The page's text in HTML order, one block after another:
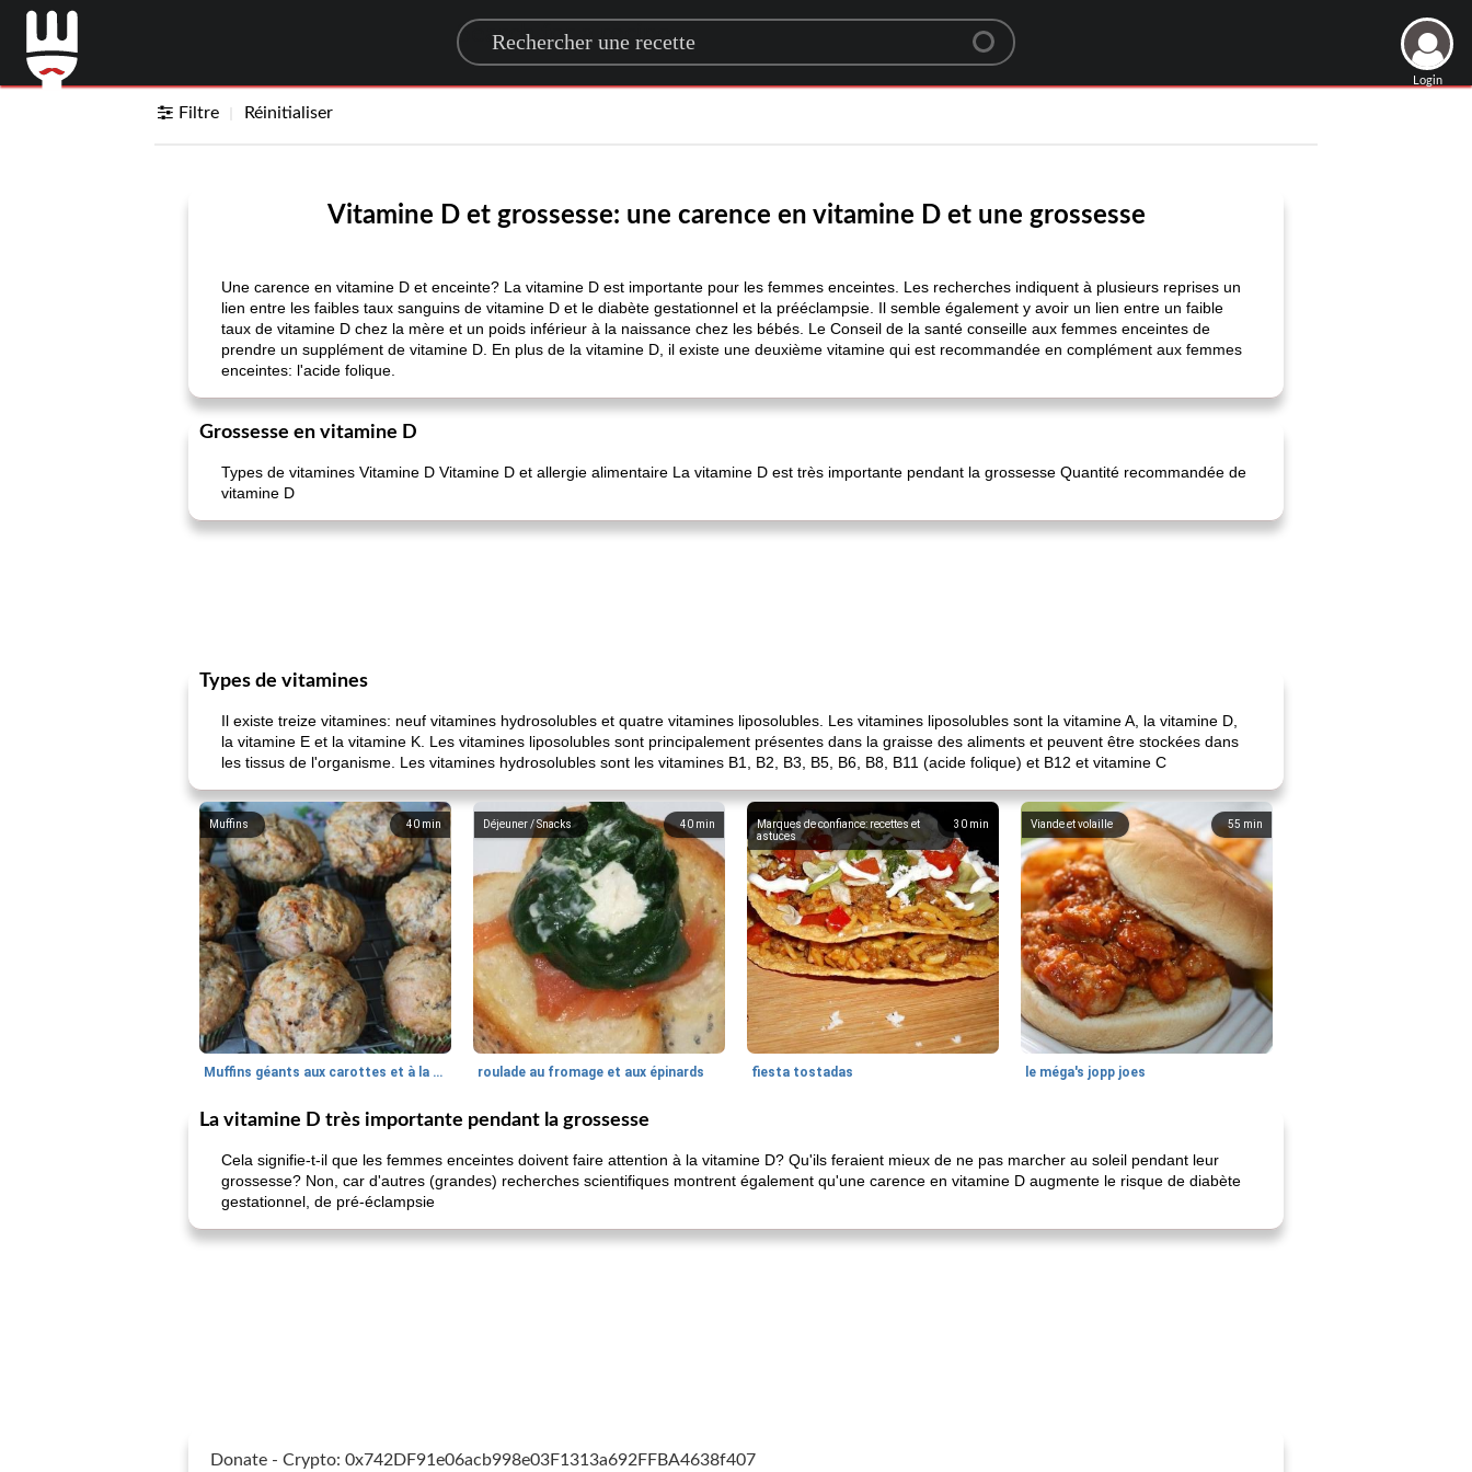
Search for a recipe
Login
Filtre Réinitialiser
Vitamine D et grossesse: une carence en vitamine D et une grossesse
Une carence en vitamine D et enceinte? La vitamine D est importante pour les femmes enceintes. Les recherches indiquent à plusieurs reprises un
lien entre les faibles taux sanguins de vitamine D et le diabète gestationnel et la prééclampsie. Il semble également y avoir un lien entre un faible
taux de vitamine D chez la mère et un poids inférieur à la naissance chez les bébés. Le Conseil de la santé conseille aux femmes enceintes de
prendre un supplément de vitamine D. En plus de la vitamine D, il existe une deuxième vitamine qui est recommandée en complément aux femmes
enceintes: l'acide folique.
Grossesse en vitamine D
Types de vitamines Vitamine D Vitamine D et allergie alimentaire La vitamine D est très importante pendant la grossesse Quantité recommandée de
vitamine D
Types de vitamines
Il existe treize vitamines: neuf vitamines hydrosolubles et quatre vitamines liposolubles. Les vitamines liposolubles sont la vitamine A, la vitamine D,
la vitamine E et la vitamine K. Les vitamines liposolubles sont principalement présentes dans la graisse des aliments et peuvent être stockées dans
les tissus de l'organisme. Les vitamines hydrosolubles sont les vitamines B1, B2, B3, B5, B6, B8, B11 (acide folique) et B12 et vitamine C
40 min
Muffins
Muffins géants aux carottes et à la banane de Nif
40 min
Déjeuner / Snacks
roulade au fromage et aux épinards
30 min
Marques de confiance: recettes et
astuces
fiesta tostadas
55 min
Viande et volaille
le méga's jopp joes
La vitamine D très importante pendant la grossesse
Cela signifie-t-il que les femmes enceintes doivent faire attention à la vitamine D? Qu'ils feraient mieux de ne pas marcher au soleil pendant leur
grossesse? Non, car d'autres (grandes) recherches scientifiques montrent également qu'une carence en vitamine D augmente le risque de diabète
gestationnel, de pré-éclampsie
Donate - Crypto: 0x742DF91e06acb998e03F1313a692FFBA4638f407